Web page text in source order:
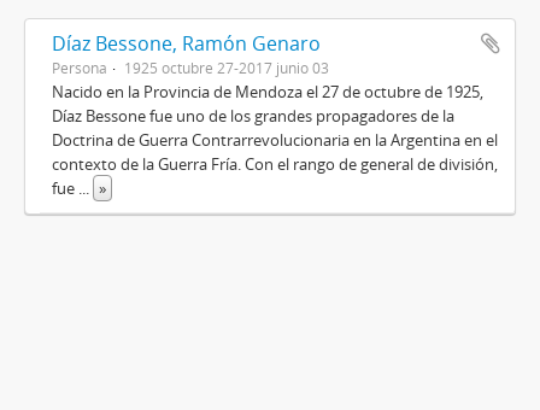
Díaz Bessone, Ramón Genaro
Persona 1925 octubre 27-2017 junio 03
Nacido en la Provincia de Mendoza el 27 de octubre de 1925,
Díaz Bessone fue uno de los grandes propagadores de la
Doctrina de Guerra Contrarrevolucionaria en la Argentina en el
contexto de la Guerra Fría. Con el rango de general de división,
fue ... »